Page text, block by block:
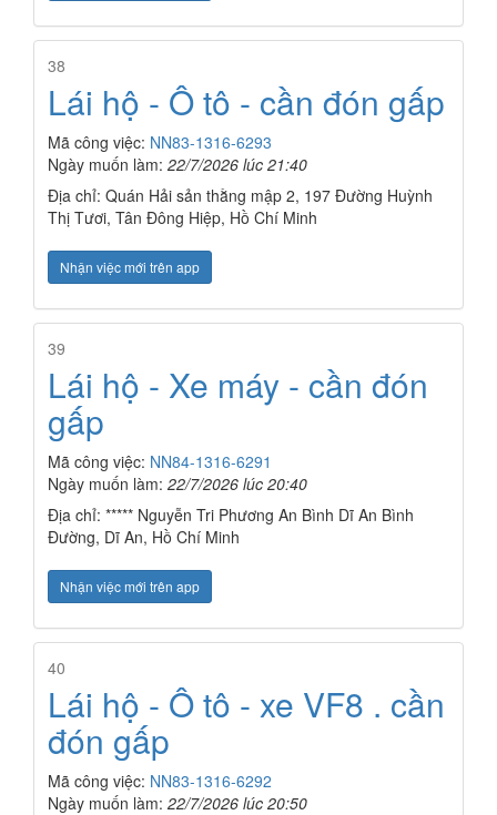
38
Lái hộ - Ô tô - cần đón gấp
Mã công việc: NN83-1316-6293
Ngày muốn làm: 22/7/2026 lúc 21:40
Địa chỉ: Quán Hải sản thằng mập 2, 197 Đường Huỳnh
Thị Tươi, Tân Đông Hiệp, Hồ Chí Minh
Nhận việc mới trên app
39
Lái hộ - Xe máy - cần đón
gấp
Mã công việc: NN84-1316-6291
Ngày muốn làm: 22/7/2026 lúc 20:40
Địa chỉ: ***** Nguyễn Tri Phương An Bình Dĩ An Bình
Đường, Dĩ An, Hồ Chí Minh
Nhận việc mới trên app
40
Lái hộ - Ô tô - xe VF8 . cần
đón gấp
Mã công việc: NN83-1316-6292
Ngày muốn làm: 22/7/2026 lúc 20:50